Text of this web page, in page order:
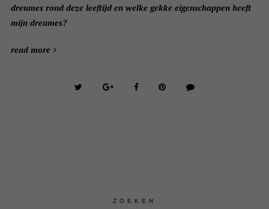
dreumes rond deze leeftijd en welke gekke eigenschappen heeft
mijn dreumes?
read more
ZOEKEN